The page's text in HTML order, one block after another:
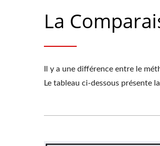
La
Il y a une différence entre le
Le tableau ci-dessous présente